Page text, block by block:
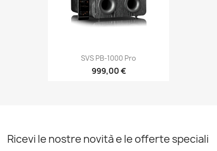
SVS PB-1000 Pro
999,00 €
Ricevi le nostre novità e le offerte speciali